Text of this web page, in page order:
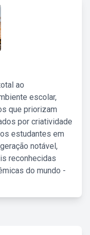
ao
escolar,
que priorizam
por criatividade
estudantes em
notável,
reconhecidas
do mundo -